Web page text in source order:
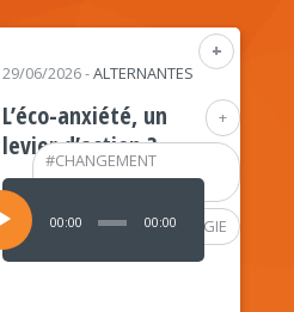
+
+
#CHANGEMENT
CLIMATIQUE
#PSYCHOLOGIE
29/06/2026-ALTERNANTES
L’éco-anxiété, un
levier d’action ?
Lecteur
audio
00:00 00:00